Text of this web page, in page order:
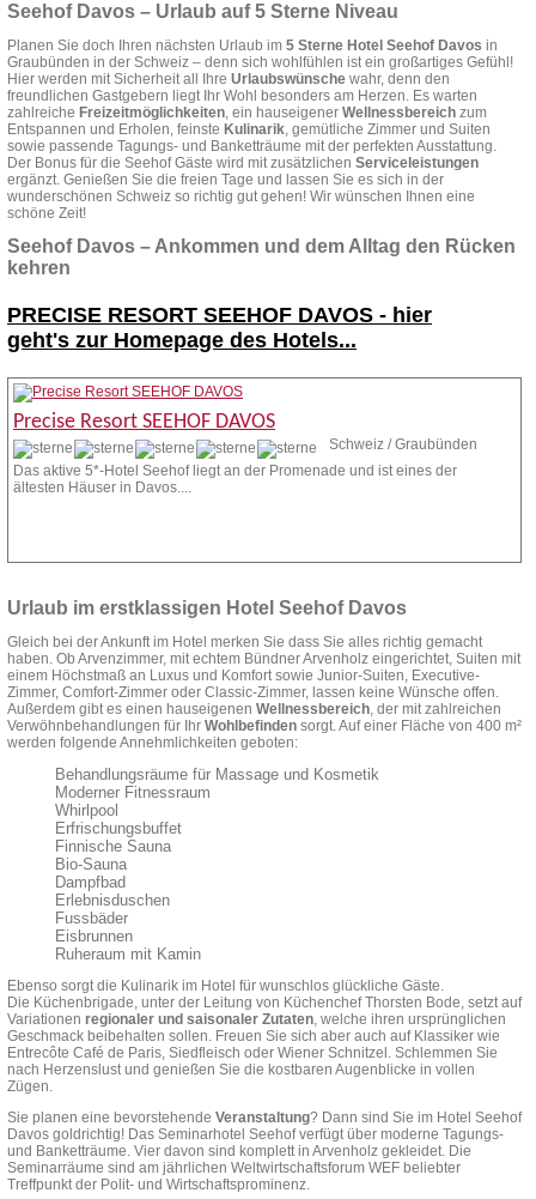
Seehof Davos – Urlaub auf 5 Sterne Niveau
Planen Sie doch Ihren nächsten Urlaub im 5 Sterne Hotel Seehof Davos in
Graubünden in der Schweiz – denn sich wohlfühlen ist ein großartiges Gefühl!
Hier werden mit Sicherheit all Ihre Urlaubswünsche wahr, denn den
freundlichen Gastgebern liegt Ihr Wohl besonders am Herzen. Es warten
zahlreiche Freizeitmöglichkeiten, ein hauseigener Wellnessbereich zum
Entspannen und Erholen, feinste Kulinarik, gemütliche Zimmer und Suiten
sowie passende Tagungs- und Banketträume mit der perfekten Ausstattung.
Der Bonus für die Seehof Gäste wird mit zusätzlichen Serviceleistungen
ergänzt. Genießen Sie die freien Tage und lassen Sie es sich in der
wunderschönen Schweiz so richtig gut gehen! Wir wünschen Ihnen eine
schöne Zeit!
Seehof Davos – Ankommen und dem Alltag den Rücken
kehren
PRECISE RESORT SEEHOF DAVOS - hier
geht's zur Homepage des Hotels...
Precise Resort SEEHOF DAVOS
Schweiz / Graubünden
Das aktive 5*-Hotel Seehof liegt an der Promenade und ist eines der
ältesten Häuser in Davos....
Urlaub im erstklassigen Hotel Seehof Davos
Gleich bei der Ankunft im Hotel merken Sie dass Sie alles richtig gemacht
haben. Ob Arvenzimmer, mit echtem Bündner Arvenholz eingerichtet, Suiten mit
einem Höchstmaß an Luxus und Komfort sowie Junior-Suiten, Executive-
Zimmer, Comfort-Zimmer oder Classic-Zimmer, lassen keine Wünsche offen.
Außerdem gibt es einen hauseigenen Wellnessbereich, der mit zahlreichen
Verwöhnbehandlungen für Ihr Wohlbefinden sorgt. Auf einer Fläche von 400 m²
werden folgende Annehmlichkeiten geboten:
Behandlungsräume für Massage und Kosmetik
Moderner Fitnessraum
Whirlpool
Erfrischungsbuffet
Finnische Sauna
Bio-Sauna
Dampfbad
Erlebnisduschen
Fussbäder
Eisbrunnen
Ruheraum mit Kamin
Ebenso sorgt die Kulinarik im Hotel für wunschlos glückliche Gäste.
Die Küchenbrigade, unter der Leitung von Küchenchef Thorsten Bode, setzt auf
Variationen regionaler und saisonaler Zutaten, welche ihren ursprünglichen
Geschmack beibehalten sollen. Freuen Sie sich aber auch auf Klassiker wie
Entrecôte Café de Paris, Siedfleisch oder Wiener Schnitzel. Schlemmen Sie
nach Herzenslust und genießen Sie die kostbaren Augenblicke in vollen
Zügen.
Sie planen eine bevorstehende Veranstaltung? Dann sind Sie im Hotel Seehof
Davos goldrichtig! Das Seminarhotel Seehof verfügt über moderne Tagungs-
und Banketträume. Vier davon sind komplett in Arvenholz gekleidet. Die
Seminarräume sind am jährlichen Weltwirtschaftsforum WEF beliebter
Treffpunkt der Polit- und Wirtschaftsprominenz.